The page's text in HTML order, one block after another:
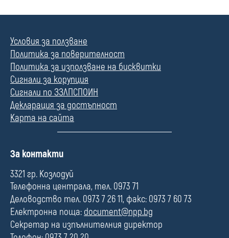
Условия за ползване
Политика за поверителност
Политика за използване на бисквитки
Сигнали за корупция
Сигнали по ЗЗЛПСПОИН
Декларация за достъпност
Карта на сайта
П
л
е
За контакти
3321 гр. Козлодуй
Телефонна централа, тел. 0973 71
Деловодство тел. 0973 7 26 11, факс: 0973 7 60 73
Електронна поща: document@npp.bg
Секретар на изпълнителния директор